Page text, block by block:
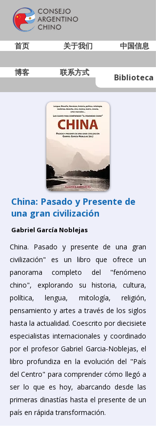
首页 关于我们 中国信息
博客 联系方式 Biblioteca
China: Pasado y Presente de
una gran civilización
Gabriel García Noblejas
​China. Pasado y presente de una gran
civilización" es un libro que ofrece un
panorama completo del "fenómeno
chino", explorando su historia, cultura,
política, lengua, mitología, religión,
pensamiento y artes a través de los siglos
hasta la actualidad. Coescrito por diecisiete
especialistas internacionales y coordinado
por el profesor Gabriel Garcia-Noblejas, el
libro profundiza en la evolución del "País
del Centro" para comprender cómo llegó a
ser lo que es hoy, abarcando desde las
primeras dinastías hasta el presente de un
país en rápida transformación.